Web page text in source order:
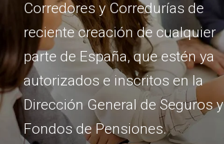
Corredores y Corredurías de
reciente creación de cualquier
parte de España, que estén ya
autorizados e inscritos en la
Dirección General de Seguros y
Fondos de Pensiones.